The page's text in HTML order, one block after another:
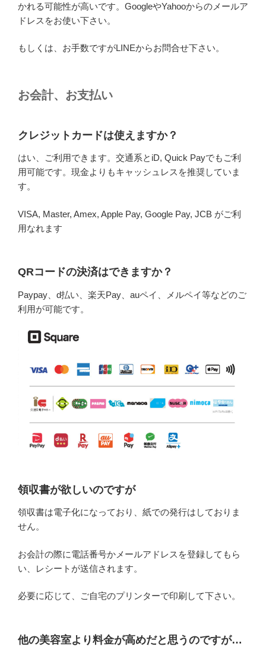
かれる可能性が高いです。GoogleやYahooからのメールア
ドレスをお使い下さい。
もしくは、お手数ですがLINEからお問合せ下さい。
お会計、お支払い
クレジットカードは使えますか？
はい、ご利用できます。交通系とiD, Quick Payでもご利
用可能です。現金よりもキャッシュレスを推奨していま
す。
VISA, Master, Amex, Apple Pay, Google Pay, JCB がご利
用なれます
QRコードの決済はできますか？
Paypay、d払い、楽天Pay、auペイ、メルペイ等などのご
利用が可能です。
領収書が欲しいのですが
領収書は電子化になっており、紙での発行はしておりま
せん。
お会計の際に電話番号かメールアドレスを登録してもら
い、レシートが送信されます。
必要に応じて、ご自宅のプリンターで印刷して下さい。
他の美容室より料金が高めだと思うのですが…